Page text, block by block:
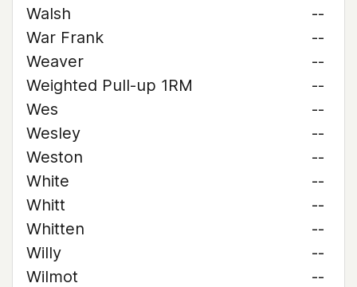
Walsh
--
War Frank
--
Weaver
--
Weighted Pull-up 1RM
--
Wes
--
Wesley
--
Weston
--
White
--
Whitt
--
Whitten
--
Willy
--
Wilmot
--